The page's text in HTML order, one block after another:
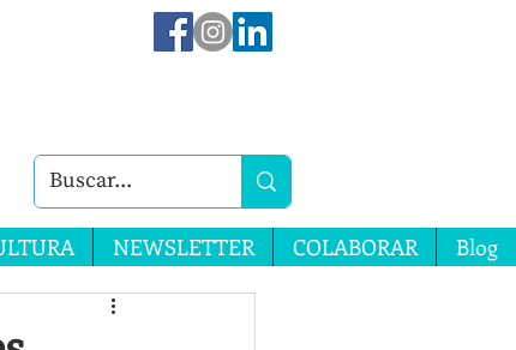
NEWSLETTER COLABORAR Blog